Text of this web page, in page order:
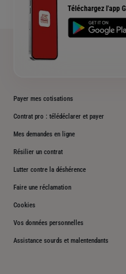
Téléchargez l'app
Plan du site
Payer mes cotisations
Contrat pro : télédéclarer et payer
Mes demandes en ligne
Résilier un contrat
Lutter contre la déshérence
Faire une réclamation
Cookies
Vos données personnelles
Assistance sourds et malentendants